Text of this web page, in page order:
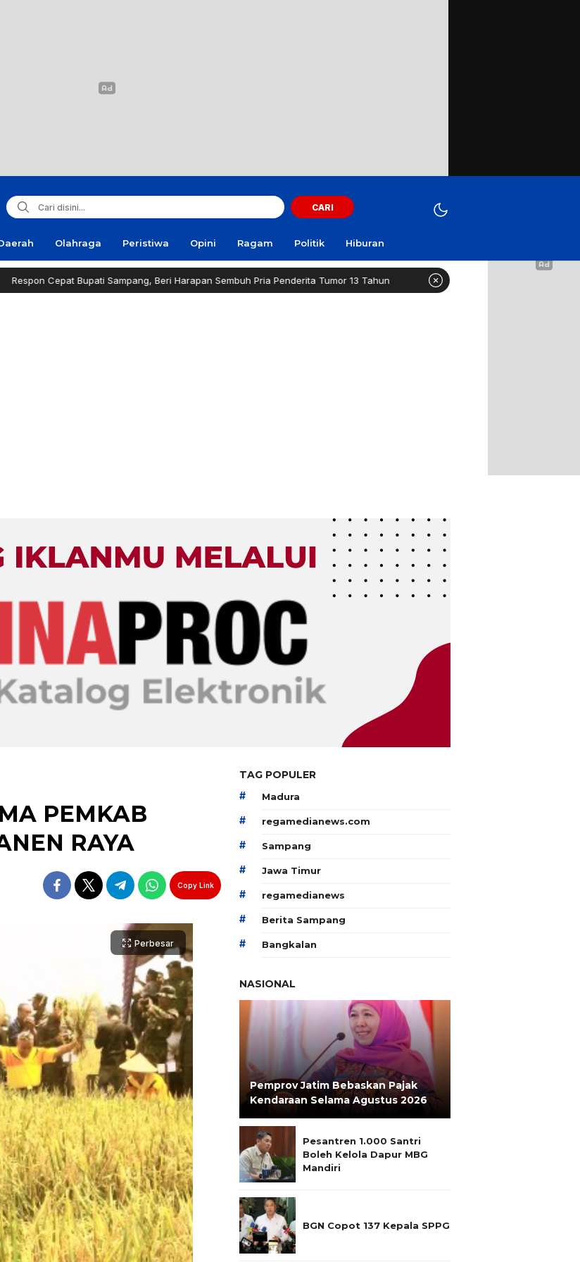
CARI
Olahraga Peristiwa Opini Ragam Politik Hiburan
Bupati Sampang, Beri Harapan Sembuh Pria Penderita Tumor 13 Tahun Healthy Long Life (HLL) Kini Hadir di
PEMKAB
RAYA
Copy Link
Perbesar
TAG POPULER
# Madura
# regamedianews.com
# Sampang
# Jawa Timur
# regamedianews
# Berita Sampang
# Bangkalan
NASIONAL
Pemprov Jatim Bebaskan Pajak
Kendaraan Selama Agustus 2026
Pesantren 1.000 Santri
Boleh Kelola Dapur MBG
Mandiri
BGN Copot 137 Kepala SPPG